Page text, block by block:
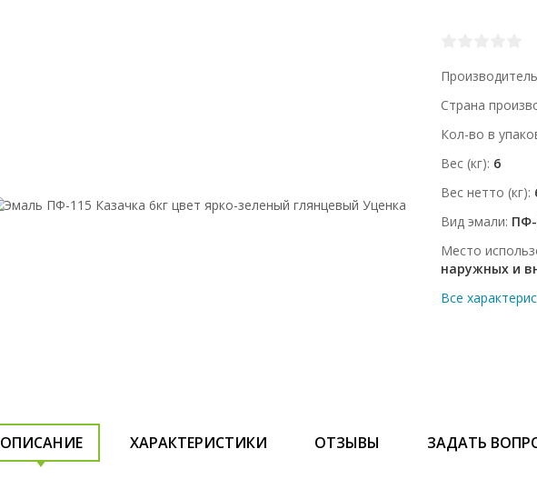
Производитель
Страна
Кол-во в
Вес (кг) 6
Вес нетто (кг)
Вид эмали
Место
наружных и
Все
ОПИСАНИЕ ХАРАКТЕРИСТИКИ ОТЗЫВЫ ЗАДАТЬ